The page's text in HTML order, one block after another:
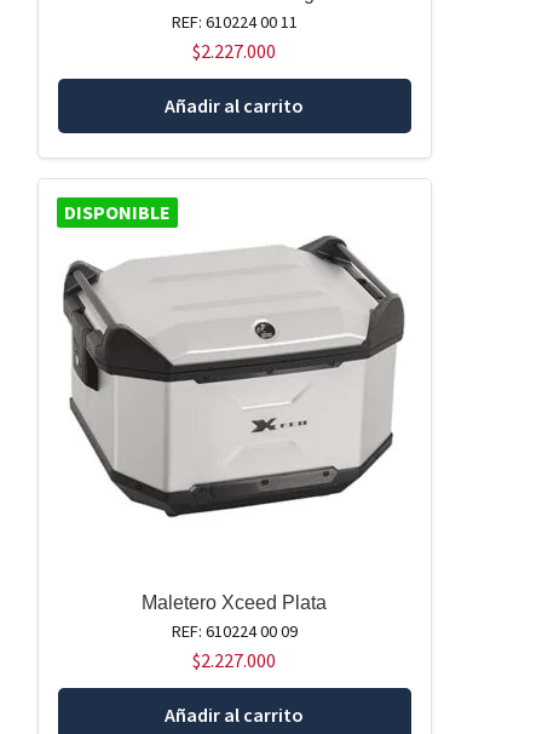
REF: 610224 00 11
$2.227.000
Añadir al carrito
DISPONIBLE
Maletero Xceed Plata
REF: 610224 00 09
$2.227.000
Añadir al carrito